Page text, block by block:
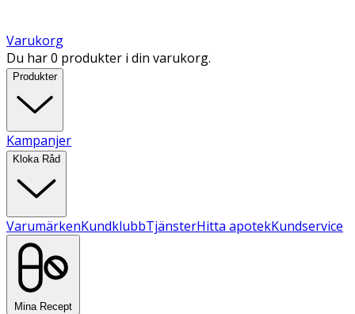
Varukorg
Du har 0 produkter i din varukorg.
Produkter
Kampanjer
Kloka Råd
VarumärkenKundklubbTjänsterHitta apotekKundservice
Mina Recept